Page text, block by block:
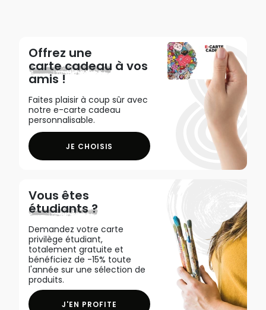
Offrez une
carte cadeau à vos
amis !
Faites plaisir à coup sûr avec
notre e-carte cadeau
personnalisable.
JE CHOISIS
Vous êtes
étudiants ?
Demandez votre carte
privilège étudiant,
totalement gratuite et
bénéficiez de -15% toute
l'année sur une sélection de
produits.
J'EN PROFITE